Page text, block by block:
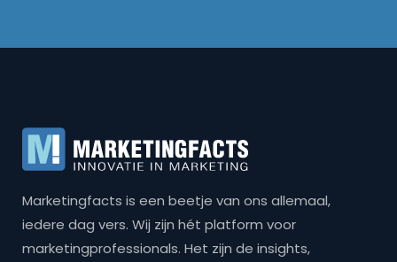
Marketingfacts is een beetje van ons allemaal,
iedere dag vers. Wij zijn hét platform voor
marketingprofessionals. Het zijn de insights,